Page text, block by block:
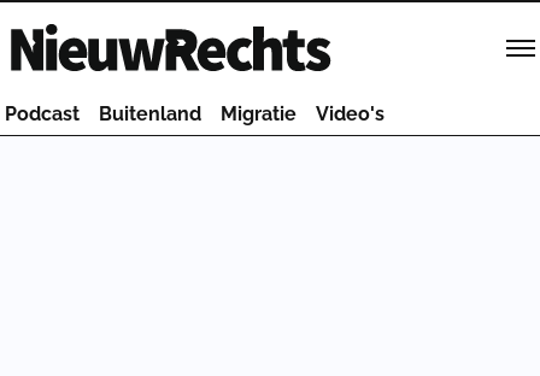
Homepage van NieuwRechts
Podcast Buitenland Migratie Video's